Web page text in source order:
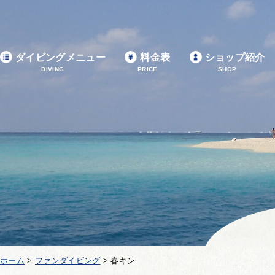
ダイビングメニュー
DIVING
料金表
PRICE
ショップ紹介
SHOP
ホーム > ファンダイビング >春キン